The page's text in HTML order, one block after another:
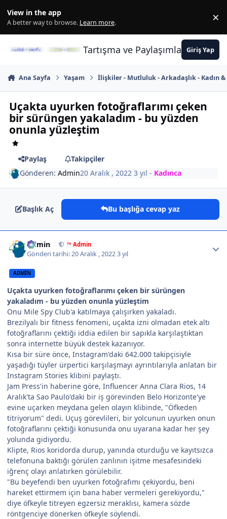
View in the app
A better way to browse. Learn more. ×
Tartışma ve PaylaşımlarınGiriş Yap
Ana Sayfa Yaşam İlişkiler - Mutluluk - Arkadaşlık - Kadın
Uçakta uyurken fotoğraflarımı çeken
bir sürüngen yakaladım - bu yüzden
onunla yüzleştim
Paylaş
Takipçiler
Gönderen:Admin20 Aralık , 20223 yıl - Kadınca
Başlık Aç Bu başlığa cevap yaz
Admin ™ Admin
Gönderi tarihi:20 Aralık , 20223 yıl
ADMIN
Uçakta uyurken fotoğraflarımı çeken bir sürüngen
yakaladım - bu yüzden onunla yüzleştim
Onu Mile Spy Club'a katılmaya çalışırken yakaladı.
Brezilyalı bir fitness fenomeni, uçakta izni olmadan etek altı
fotoğraflarını çektiği iddia edilen bir sapıkla karşılaştıktan
sonra internette büyük destek kazanıyor.
Kısa bir süre önce, Instagram'daki 642.000 takipçisiyle
yaşadığı tüyler ürpertici karşılaşmayı ayrıntılarıyla anlatan bir
Instagram Stories klibini paylaştı.
Jam Press'in haberine göre, Influencer Anna Clara Rios, 14
Aralık'ta Sao Paulo'daki bir iş görevinden Belo Horizonte'ye
evine uçarken meydana gelen olayın klibinde, "Öfkeden
titriyorum" dedi. Uçuş görevlileri, bir yolcunun uyurken onun
fotoğraflarını çektiği konusunda onu uyarana kadar her şey
yolunda gidiyordu.
Klipte, Rios koridorda durup, yanında oturduğu ve kayıtsızca
telefonuna baktığı görülen zanlının işitme mesafesindeki
iğrenç olayı anlatırken görülebilir.
"Bu beyefendi ben uyurken fotoğrafımı çekiyordu, beni
hareket ettirmem için bana haber vermeleri gerekiyordu,"
diye öfkeyle titreyen egzersiz meraklısı, kamera sözde
röntgenciye dönerken öfkeyle söylendi.